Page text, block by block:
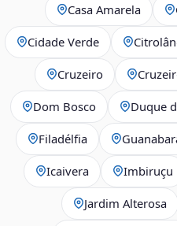
Casa Amarela
Cidade Verde
Cruzeiro
Dom Bosco Duque
Filadélfia
Icaivera Imbiruçu
Jardim Alterosa